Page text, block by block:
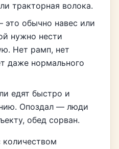
тракторная волока.
это обычно навес или
нужно нести
Нет рамп, нет
даже нормального
едят быстро и
Опоздал — люди
обед сорван.